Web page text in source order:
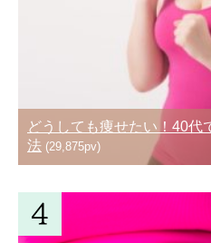
どうしても痩せたい！40代
法 (29,875pv)